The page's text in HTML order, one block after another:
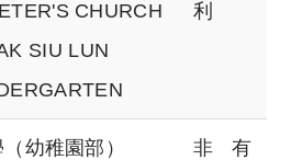
CHURCH
SIU LUN
利
幼稚園部）
非
有